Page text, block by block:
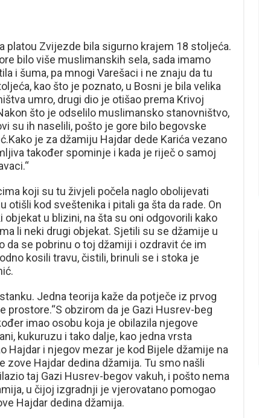
platou Zvijezde bila sigurno krajem 18 stoljeća.
bilo više muslimanskih sela, sada imamo
i šuma, pa mnogi Varešaci i ne znaju da tu
kao što je poznato, u Bosni je bila velika
umro, drugi dio je otišao prema Krivoj
što je odselilo muslimansko stanovništvo,
su ih naselili, pošto je gore bilo begovske
je za džamiju Hajdar dede Karića vezano
također spominje i kada je riječ o samoj
koji su tu živjeli počela naglo obolijevati
otišli kod sveštenika i pitali ga šta da rade. On
u blizini, na šta su oni odgovorili kako
li neki drugi objekat. Sjetili su se džamije u
da se pobrinu o toj džamiji i ozdravit će im
kosili travu, čistili, brinuli se i stoka je
Jedna teorija kaže da potječe iz prvog
prostore.“S obzirom da je Gazi Husrev-beg
imao osobu koja je obilazila njegove
kukuruzu i tako dalje, kao jedna vrsta
Hajdar i njegov mezar je kod Bijele džamije na
zove Hajdar dedina džamija. Tu smo našli
taj Gazi Husrev-begov vakuh, i pošto nema
u čijoj izgradnji je vjerovatano pomogao
Hajdar dedina džamija.